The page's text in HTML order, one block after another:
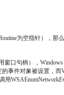
为空指针），
句柄），Windows
件对象被设置，